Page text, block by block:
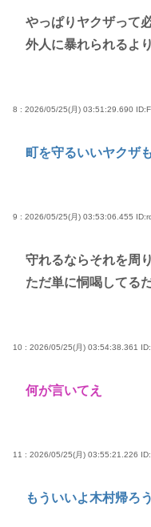
やっぱりヤクザって
外人に暴れられるよ
8 : 2026/05/25(月) 03:51:29.690
町を守るいいヤクザ
9 : 2026/05/25(月) 03:53:06.455
守れるならそれを周
ただ単に恫喝してる
10 : 2026/05/25(月) 03:54:38.361
何が言いてえ
11 : 2026/05/25(月) 03:55:21.226
もういいよ木村帰ろう